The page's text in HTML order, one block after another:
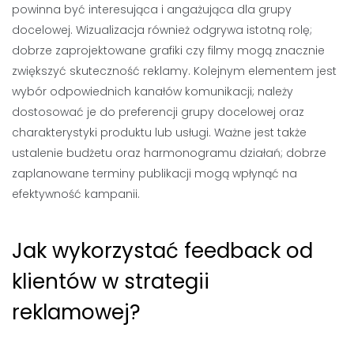
powinna być interesująca i angażująca dla grupy
docelowej. Wizualizacja również odgrywa istotną rolę;
dobrze zaprojektowane grafiki czy filmy mogą znacznie
zwiększyć skuteczność reklamy. Kolejnym elementem jest
wybór odpowiednich kanałów komunikacji; należy
dostosować je do preferencji grupy docelowej oraz
charakterystyki produktu lub usługi. Ważne jest także
ustalenie budżetu oraz harmonogramu działań; dobrze
zaplanowane terminy publikacji mogą wpłynąć na
efektywność kampanii.
Jak wykorzystać feedback od
klientów w strategii
reklamowej?